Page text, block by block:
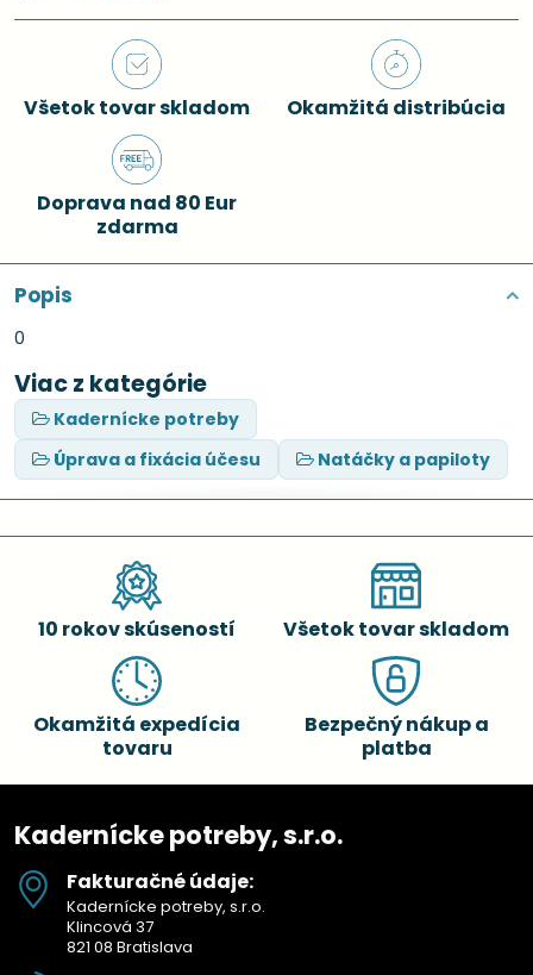
Všetok tovar skladom Okamžitá distribúcia
Doprava nad 80 Eur
zdarma
Popis
0
Viac z kategórie
Kadernícke potreby
Úprava a fixácia účesu
Natáčky a papiloty
10 rokov skúseností Všetok tovar skladom
Okamžitá expedícia
tovaru
Bezpečný nákup a
platba
Kadernícke potreby, s.r.o.
Fakturačné údaje:
Kadernícke potreby, s.r.o.
Klincová 37
821 08 Bratislava